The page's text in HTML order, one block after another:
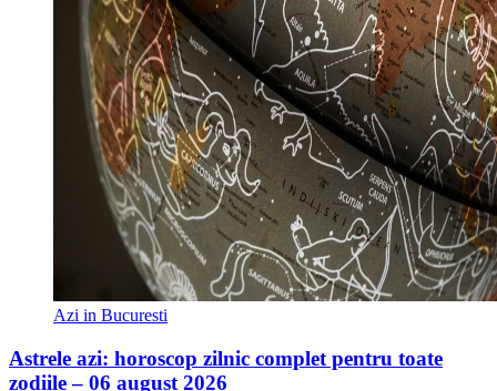
Azi in Bucuresti
Astrele azi: horoscop zilnic complet pentru toate
zodiile – 06 august 2026